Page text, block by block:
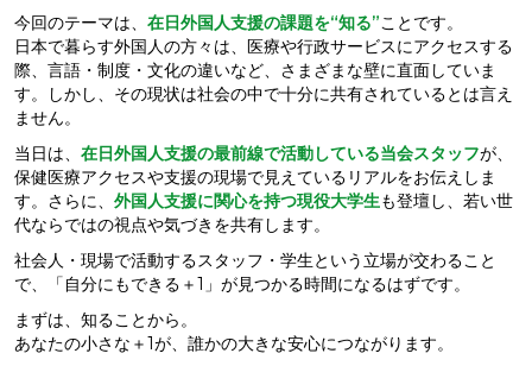
今回のテーマは、 在日外国人支援の課題を“知る”ことです。
日本で暮らす外国人の方々は、医療や行政サービスにアクセスする
際、言語・制度・文化の違いなど、さまざまな壁に直面していま
す。しかし、その現状は社会の中で十分に共有されているとは言え
ません。
当日は、 在日外国人支援の最前線で活動している当会スタッフが、
保健医療アクセスや支援の現場で見えているリアルをお伝えしま
す。さらに、 外国人支援に関心を持つ現役大学生も登壇し、若い世
代ならではの視点や気づきを共有します。
社会人・現場で活動するスタッフ・学生という立場が交わること
で、「自分にもできる＋1」が見つかる時間になるはずです。
まずは、知ることから。
あなたの小さな＋1が、誰かの大きな安心につながります。